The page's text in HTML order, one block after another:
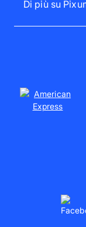
Cover
Stampa foto
Di più su
Chi siamo